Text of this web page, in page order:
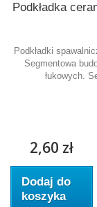
Podkładka
Podkładki
Segmentowa
łukowych.
2,60 zł
Dodaj do
koszyka